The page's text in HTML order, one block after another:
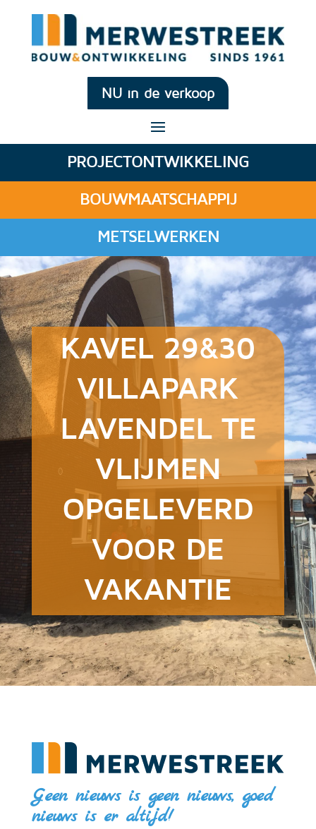
NU in de verkoop
PROJECTONTWIKKELING
BOUWMAATSCHAPPIJ
METSELWERKEN
KAVEL 29&30
VILLAPARK
LAVENDEL TE
VLIJMEN
OPGELEVERD
VOOR DE
VAKANTIE
Geen nieuws is geen nieuws, goed
nieuws is er altijd!